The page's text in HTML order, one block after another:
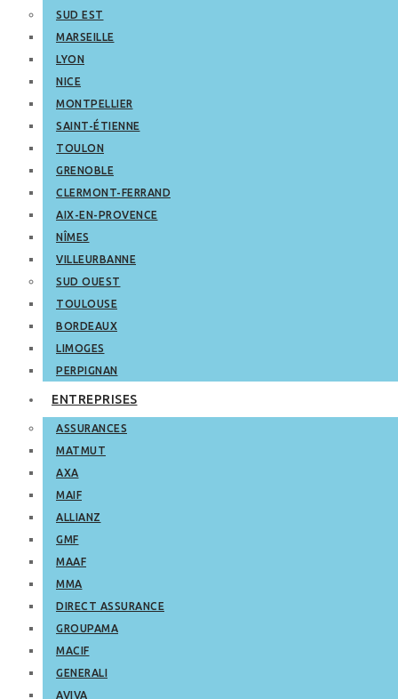
SUD EST
MARSEILLE
LYON
NICE
MONTPELLIER
SAINT-ÉTIENNE
TOULON
GRENOBLE
CLERMONT-FERRAND
AIX-EN-PROVENCE
NÎMES
VILLEURBANNE
SUD OUEST
TOULOUSE
BORDEAUX
LIMOGES
PERPIGNAN
ENTREPRISES
ASSURANCES
MATMUT
AXA
MAIF
ALLIANZ
GMF
MAAF
MMA
DIRECT ASSURANCE
GROUPAMA
MACIF
GENERALI
AVIVA